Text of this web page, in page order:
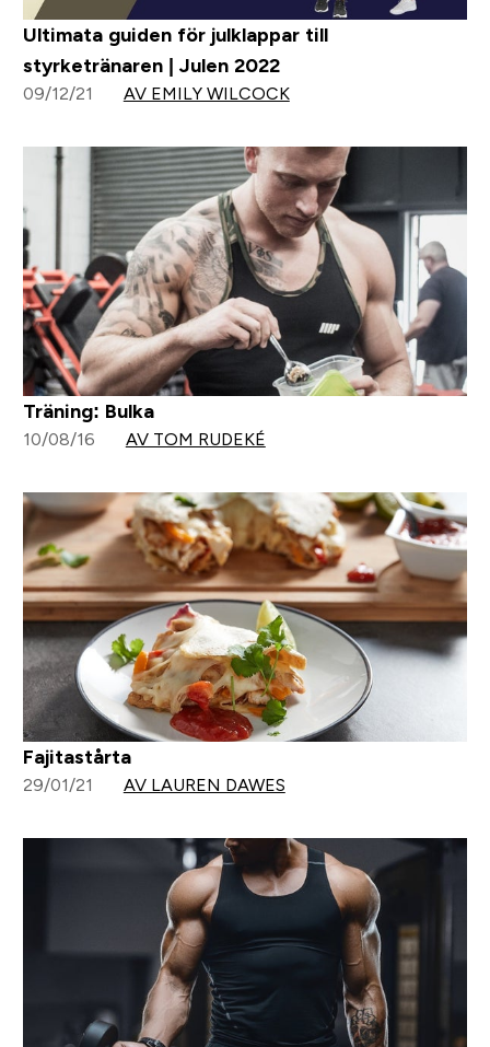
Ultimata guiden för julklappar till
styrketränaren | Julen 2022
09/12/21 AV EMILY WILCOCK
Träning: Bulka
10/08/16 AV TOM RUDEKÉ
Fajitastårta
29/01/21 AV LAUREN DAWES